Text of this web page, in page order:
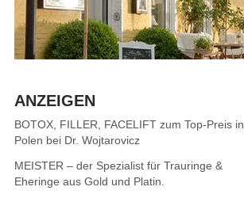
ANZEIGEN
BOTOX, FILLER, FACELIFT zum Top-Preis in
Polen bei Dr. Wojtarovicz
MEISTER – der Spezialist für Trauringe &
Eheringe aus Gold und Platin.